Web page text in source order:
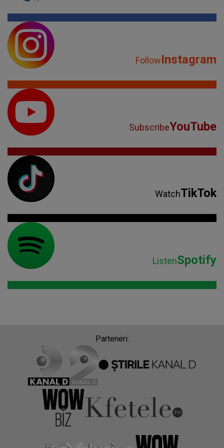
FollowInstagram
SubscribeYouTube
WatchTikTok
ListenSpotify
Parteneri: